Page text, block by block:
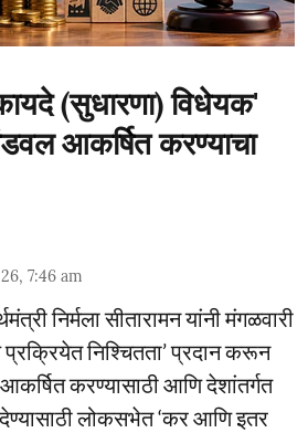
(सुधारणा) विधेयक'
आकर्षित करण्याचा
7:46 am
निर्मला सीतारामन यांनी मंगळवारी
निश्चितता’ प्रदान करून
करण्यासाठी आणि देशांतर्गत
देण्यासाठी लोकसभेत ‘कर आणि इतर